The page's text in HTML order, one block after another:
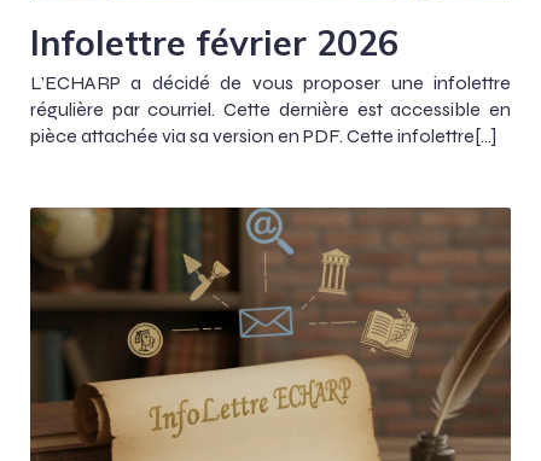
Infolettre février 2026
L’ECHARP a décidé de vous proposer une infolettre
régulière par courriel. Cette dernière est accessible en
pièce attachée via sa version en PDF. Cette infolettre[…]